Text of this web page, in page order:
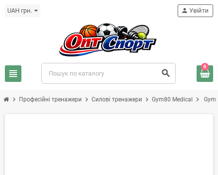
UAH грн.
view_headline search
person Увійти
0
chevron_right Професійні тренажери chevron_right Силові тренажери chevron_right Gym80 Medical chevron_right